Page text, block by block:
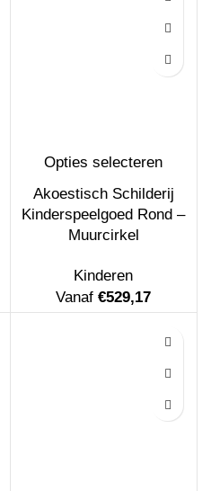
Opties selecteren
Akoestisch Schilderij
Kinderspeelgoed Rond –
Muurcirkel
Kinderen
Vanaf€529,17